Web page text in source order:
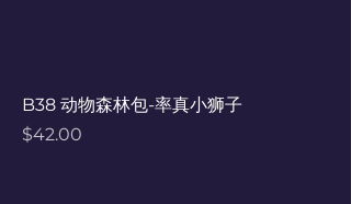
B38 动物森林包-率真小狮子
Price
$42.00